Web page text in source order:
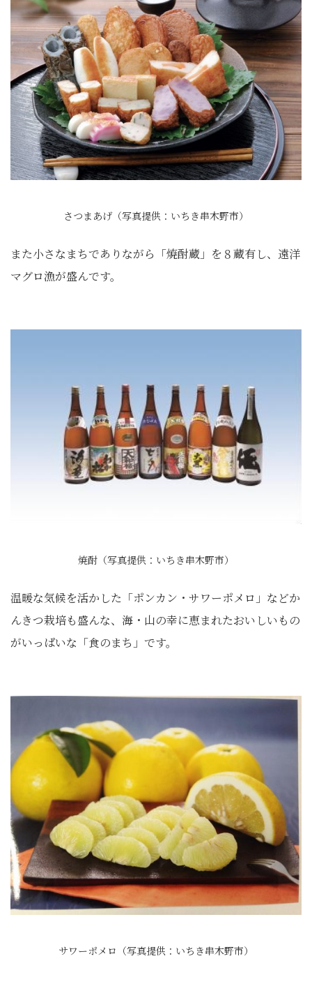
さつまあげ（写真提供：いちき串木野市）
また小さなまちでありながら「焼酎蔵」を８蔵有し、遠洋
マグロ漁が盛んです。
焼酎（写真提供：いちき串木野市）
温暖な気候を活かした「ポンカン・サワーポメロ」などか
んきつ栽培も盛んな、海・山の幸に恵まれたおいしいもの
がいっぱいな「食のまち」です。
サワーポメロ（写真提供：いちき串木野市）